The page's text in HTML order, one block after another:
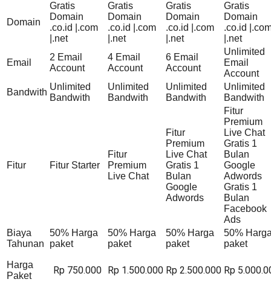
Domain
Gratis
Domain
.co.id |.com
|.net
Gratis
Domain
.co.id |.com
|.net
Gratis
Domain
.co.id |.com
|.net
Gratis
Domain
.co.id
|.net
Email
2 Email
Account
4 Email
Account
6 Email
Account
Unlimited
Email
Account
Bandwith
Unlimited
Bandwith
Unlimited
Bandwith
Unlimited
Bandwith
Unlimited
Bandwith
Fitur Fitur Starter
Fitur
Premium
Live Chat
Fitur
Premium
Live Chat
Gratis 1
Bulan
Google
Adwords
Fitur
Premium
Live Chat
Gratis 1
Bulan
Google
Adwords
Gratis 1
Bulan
Facebook
Ads
Biaya
Tahunan
50% Harga
paket
50% Harga
paket
50% Harga
paket
50%
paket
Harga
Paket
Rp 750.000 Rp 1.500.000 Rp 2.500.000 Rp